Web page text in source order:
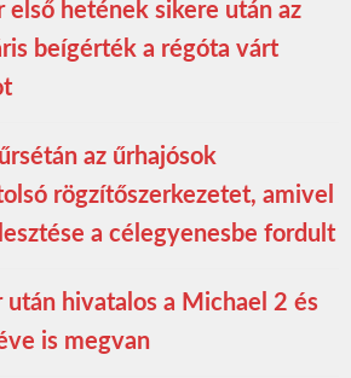
hetének sikere után az
beígérték a régóta várt
az űrhajósok
rögzítőszerkezetet, amivel
a célegyenesbe fordult
után hivatalos a Michael 2 és
is megvan